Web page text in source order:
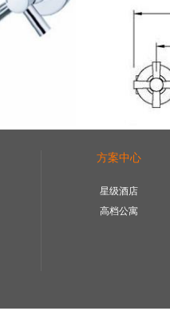
方案中心
星级酒店
高档公寓